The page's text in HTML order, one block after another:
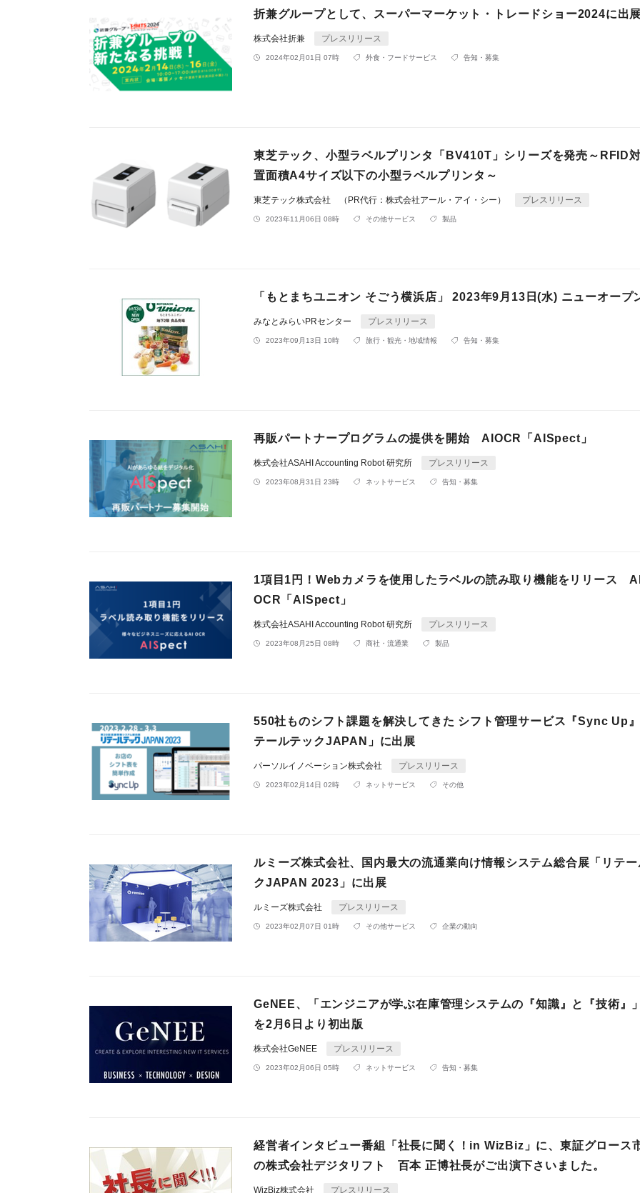
折兼グループとして、スーパーマーケット・トレードショー2024に出
株式会社折兼 プレスリリース
2024年02月01日 07時 外食・フードサービス 告知・募集
東芝テック、小型ラベルプリンタ「BV410T」シリーズを発売～RFID
置面積A4サイズ以下の小型ラベルプリンタ～
東芝テック株式会社 （PR代行：株式会社アール・アイ・シー） プレスリリース
2023年11月06日 08時 その他サービス 製品
「もとまちユニオン そごう横浜店」 2023年9月13日(水) ニューオープ
みなとみらいPRセンター プレスリリース
2023年09月13日 10時 旅行・観光・地域情報 告知・募集
再販パートナープログラムの提供を開始 AIOCR「AISpect」
株式会社ASAHI Accounting Robot 研究所 プレスリリース
2023年08月31日 23時 ネットサービス 告知・募集
1項目1円！Webカメラを使用したラベルの読み取り機能をリリース
OCR「AISpect」
株式会社ASAHI Accounting Robot 研究所 プレスリリース
2023年08月25日 08時 商社・流通業 製品
550社ものシフト課題を解決してきた シフト管理サービス『Sync Up
テールテックJAPAN」に出展
パーソルイノベーション株式会社 プレスリリース
2023年02月14日 02時 ネットサービス その他
ルミーズ株式会社、国内最大の流通業向け情報システム総合展「リテ
クJAPAN 2023」に出展
ルミーズ株式会社 プレスリリース
2023年02月07日 01時 その他サービス 企業の動向
GeNEE、「エンジニアが学ぶ在庫管理システムの『知識』と『技術』
を2月6日より初出版
株式会社GeNEE プレスリリース
2023年02月06日 05時 ネットサービス 告知・募集
経営者インタビュー番組「社長に聞く！in WizBiz」に、東証グロース
の株式会社デジタリフト 百本 正博社長がご出演下さいました。
WizBiz株式会社 プレスリリース